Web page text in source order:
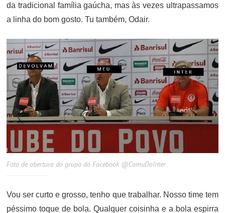
da tradicional família gaúcha, mas às vezes ultrapassamos
a linha do bom gosto. Tu também, Odair.
Foto de abertura do grupo do Facebook @ComuDoInter
Vou ser curto e grosso, tenho que trabalhar. Nosso time tem
péssimo toque de bola. Qualquer coisinha e a bola espirra